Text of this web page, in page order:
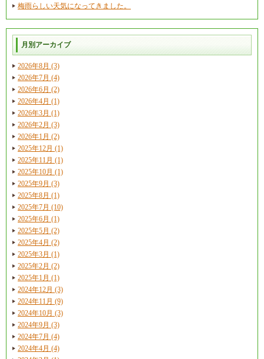
梅雨らしい天気になってきました。
月別アーカイブ
2026年8月 (3)
2026年7月 (4)
2026年6月 (2)
2026年4月 (1)
2026年3月 (1)
2026年2月 (3)
2026年1月 (2)
2025年12月 (1)
2025年11月 (1)
2025年10月 (1)
2025年9月 (3)
2025年8月 (1)
2025年7月 (10)
2025年6月 (1)
2025年5月 (2)
2025年4月 (2)
2025年3月 (1)
2025年2月 (2)
2025年1月 (1)
2024年12月 (3)
2024年11月 (9)
2024年10月 (3)
2024年9月 (3)
2024年7月 (4)
2024年4月 (4)